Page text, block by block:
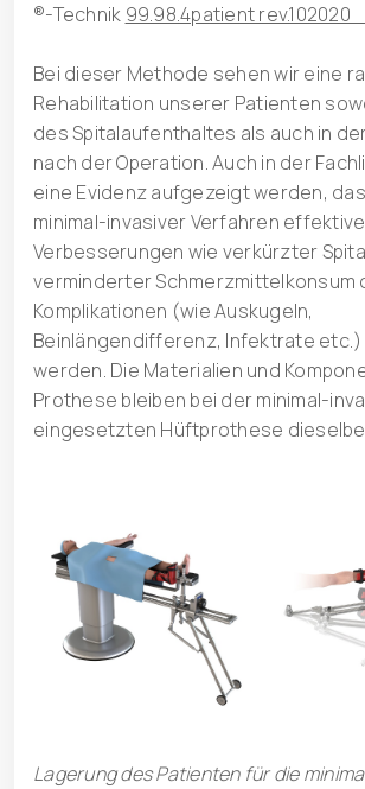
®-Technik 99.98.4patient
Bei dieser Methode sehen wir eine
Rehabilitation unserer Patienten
des Spitalaufenthaltes als auch in
nach der Operation. Auch in der
eine Evidenz aufgezeigt werden,
minimal-invasiver Verfahren effektive
Verbesserungen wie verkürzter
verminderter Schmerzmittelkonsum
Komplikationen (wie Auskugeln,
Beinlängendifferenz, Infektrate
werden. Die Materialien und
Prothese bleiben bei der minimal-
eingesetzten Hüftprothese
Lagerung des Patienten für die